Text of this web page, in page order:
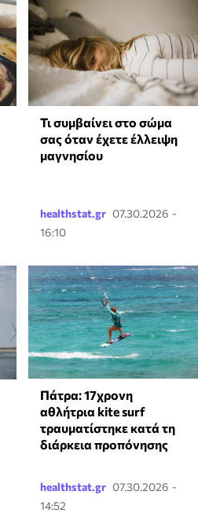
Τι συμβαίνει στο σώμα
σας όταν έχετε έλλειψη
μαγνησίου
healthstat.gr 07.30.2026 -
16:10
Πάτρα: 17χρονη
αθλήτρια kite surf
τραυματίστηκε κατά τη
διάρκεια προπόνησης
healthstat.gr 07.30.2026 -
14:52